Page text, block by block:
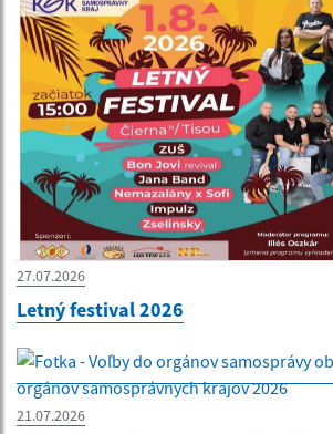
27.07.2026
Letný festival 2026
21.07.2026